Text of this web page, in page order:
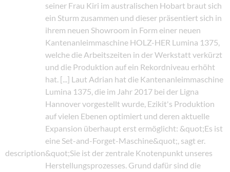
description
seiner Frau Kiri im australischen Hobart braut sich
ein Sturm zusammen und dieser präsentiert sich in
ihrem neuen Showroom in Form einer neuen
Kantenanleimmaschine HOLZ-HER Lumina 1375,
welche die Arbeitszeiten in der Werkstatt verkürzt
und die Produktion auf ein Rekordniveau erhöht
hat. [...] Laut Adrian hat die Kantenanleimmaschine
Lumina 1375, die im Jahr 2017 bei der Ligna
Hannover vorgestellt wurde, Ezikit's Produktion
auf vielen Ebenen optimiert und deren aktuelle
Expansion überhaupt erst ermöglicht: &quot;Es ist
eine Set-and-Forget-Maschine&quot;, sagt er.
&quot;Sie ist der zentrale Knotenpunkt unseres
Herstellungsprozesses. Grund dafür sind die